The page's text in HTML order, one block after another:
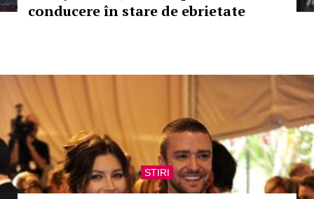
conducere în stare de ebrietate
STIRI